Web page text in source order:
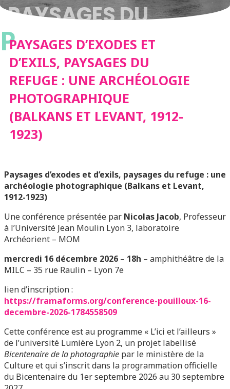
PAYSAGES DU
REFUGE : UNE
ARCHÉOLOGIE
PHOTOGRAPHIQUE
(BALKANS ET
LEVANT, 1912-1923)
PPAYSAGES D’EXODES ET
D’EXILS, PAYSAGES DU
REFUGE : UNE ARCHÉOLOGIE
PHOTOGRAPHIQUE
(BALKANS ET LEVANT, 1912-
1923)
Paysages d’exodes et d’exils, paysages du refuge : une
archéologie photographique (Balkans et Levant,
1912-1923)
Une conférence présentée par Nicolas Jacob, Professeur
à l’Université Jean Moulin Lyon 3, laboratoire
Archéorient – MOM
mercredi 16 décembre 2026 – 18h – amphithéâtre de la
MILC – 35 rue Raulin – Lyon 7e
lien d’inscription :
https://framaforms.org/conference-pouilloux-16-
decembre-2026-1784558509
Cette conférence est au programme « L’ici et l’ailleurs »
de l’université Lumière Lyon 2, un projet labellisé
Bicentenaire de la photographie par le ministère de la
Culture et qui s’inscrit dans la programmation officielle
du Bicentenaire du 1er septembre 2026 au 30 septembre